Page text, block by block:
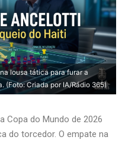
lousa tática para furar a
(Foto: Criada por IA/Rádio 365)
Copa do Mundo de 2026
do torcedor. O empate na